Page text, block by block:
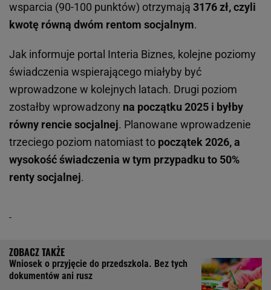
wsparcia (90-100 punktów) otrzymają 3176 zł, czyli
kwotę równą dwóm rentom socjalnym.
Jak informuje portal Interia Biznes, kolejne poziomy
świadczenia wspierającego miałyby być
wprowadzone w kolejnych latach. Drugi poziom
zostałby wprowadzony na początku 2025 i byłby
równy rencie socjalnej. Planowane wprowadzenie
trzeciego poziom natomiast to początek 2026, a
wysokość świadczenia w tym przypadku to 50%
renty socjalnej.
Wniosek o przyjęcie do przedszkola. Bez tych
dokumentów ani rusz